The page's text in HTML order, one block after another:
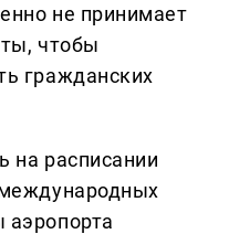
не принимает
чтобы
гражданских
на расписании